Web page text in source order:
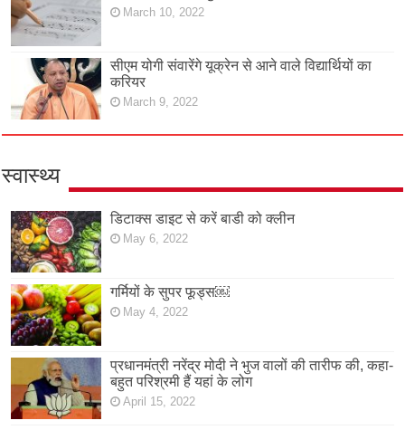
March 10, 2022
सीएम योगी संवारेंगे यूक्रेन से आने वाले विद्यार्थियों का
करियर
March 9, 2022
स्वास्थ्य
डिटाक्स डाइट से करें बाडी को क्लीन
May 6, 2022
गर्मियों के सुपर फूड्स￼
May 4, 2022
प्रधानमंत्री नरेंद्र मोदी ने भुज वालों की तारीफ की, कहा-
बहुत परिश्रमी हैं यहां के लोग
April 15, 2022